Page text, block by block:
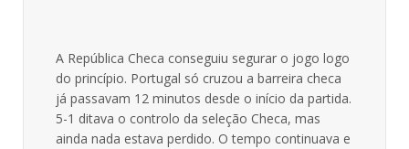
A República Checa conseguiu segurar o jogo logo
do princípio. Portugal só cruzou a barreira checa
já passavam 12 minutos desde o início da partida.
5-1 ditava o controlo da seleção Checa, mas
ainda nada estava perdido. O tempo continuava e